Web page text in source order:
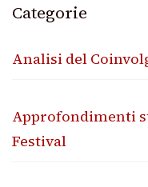
Categorie
Analisi del
Approfondimenti
Festival